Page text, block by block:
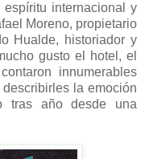
internacional y
Moreno, propietario
Hualde, historiador y
gusto el hotel, el
innumerables
la emoción
tras año desde una